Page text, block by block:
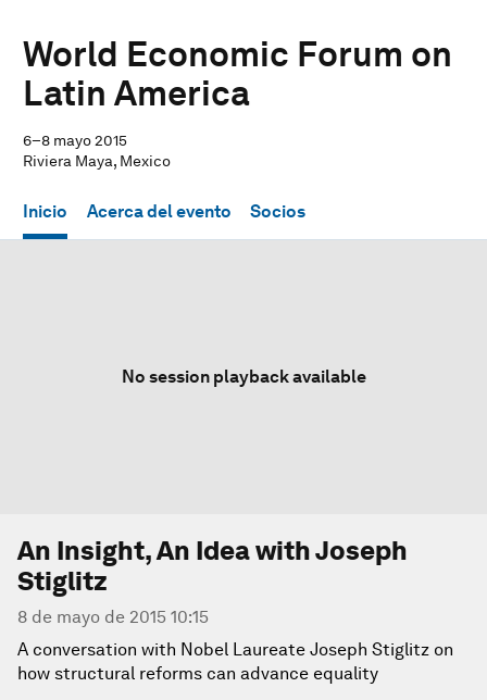
World Economic Forum on
Latin America
6–8 mayo 2015
Riviera Maya, Mexico
Inicio Acerca del evento Socios
No session playback available
An Insight, An Idea with Joseph
Stiglitz
8 de mayo de 2015 10:15
A conversation with Nobel Laureate Joseph Stiglitz on
how structural reforms can advance equality